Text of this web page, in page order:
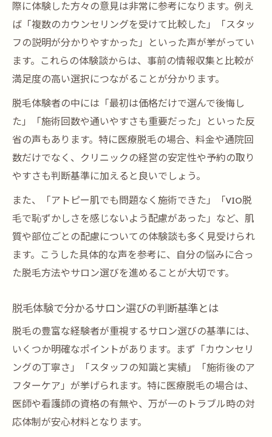
際に体験した方々の意見は非常に参考になります。例え
ば「複数のカウンセリングを受けて比較した」「スタッ
フの説明が分かりやすかった」といった声が挙がってい
ます。これらの体験談からは、事前の情報収集と比較が
満足度の高い選択につながることが分かります。
脱毛体験者の中には「最初は価格だけで選んで後悔し
た」「施術回数や通いやすさも重要だった」といった反
省の声もあります。特に医療脱毛の場合、料金や通院回
数だけでなく、クリニックの経営の安定性や予約の取り
やすさも判断基準に加えると良いでしょう。
また、「アトピー肌でも問題なく施術できた」「VIO脱
毛で恥ずかしさを感じないよう配慮があった」など、肌
質や部位ごとの配慮についての体験談も多く見受けられ
ます。こうした具体的な声を参考に、自分の悩みに合っ
た脱毛方法やサロン選びを進めることが大切です。
脱毛体験で分かるサロン選びの判断基準とは
脱毛の豊富な経験者が重視するサロン選びの基準には、
いくつか明確なポイントがあります。まず「カウンセリ
ングの丁寧さ」「スタッフの知識と実績」「施術後のア
フターケア」が挙げられます。特に医療脱毛の場合は、
医師や看護師の資格の有無や、万が一のトラブル時の対
応体制が安心材料となります。